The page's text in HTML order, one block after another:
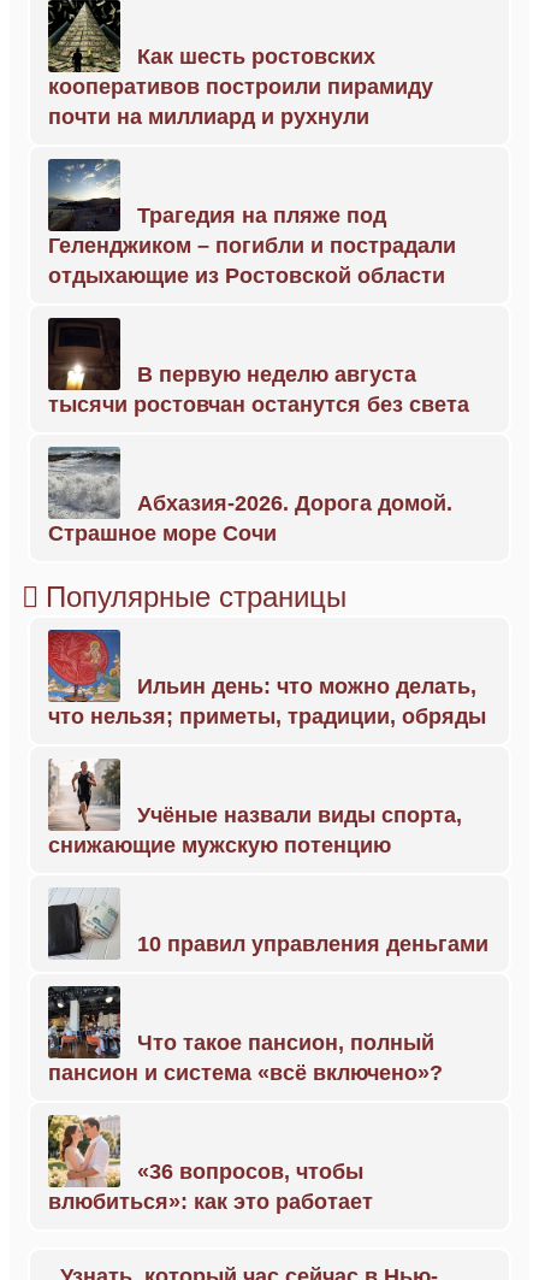
Как шесть ростовских
кооперативов построили пирамиду
почти на миллиард и рухнули
Трагедия на пляже под
Геленджиком – погибли и пострадали
отдыхающие из Ростовской области
В первую неделю августа
тысячи ростовчан останутся без света
Абхазия-2026. Дорога домой.
Страшное море Сочи
Популярные страницы
Ильин день: что можно делать,
что нельзя; приметы, традиции, обряды
Учёные назвали виды спорта,
снижающие мужскую потенцию
10 правил управления деньгами
Что такое пансион, полный
пансион и система «всё включено»?
«36 вопросов, чтобы
влюбиться»: как это работает